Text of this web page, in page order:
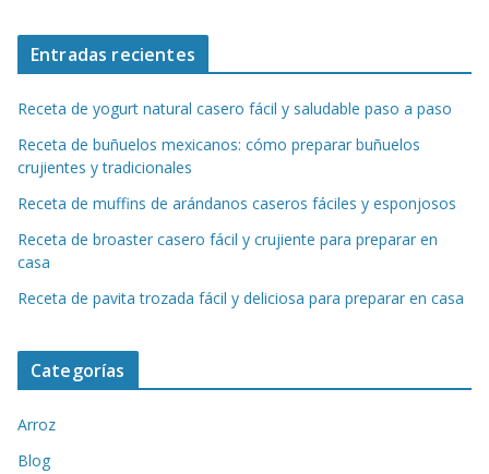
Entradas recientes
Receta de yogurt natural casero fácil y saludable paso a paso
Receta de buñuelos mexicanos: cómo preparar buñuelos
crujientes y tradicionales
Receta de muffins de arándanos caseros fáciles y esponjosos
Receta de broaster casero fácil y crujiente para preparar en
casa
Receta de pavita trozada fácil y deliciosa para preparar en casa
Categorías
Arroz
Blog